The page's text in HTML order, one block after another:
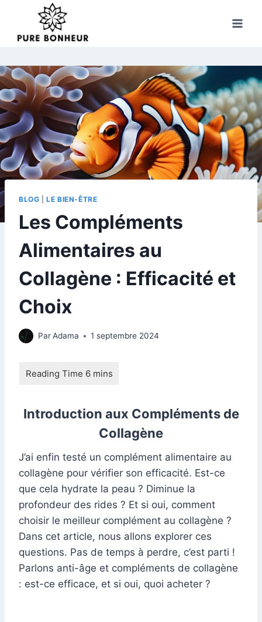
content
BLOG |LE BIEN-ÊTRE
Les Compléments
Alimentaires au
Collagène : Efficacité et
Choix
ParAdama 1 septembre 2024
Introduction aux Compléments de
Collagène
J’ai enfin testé un complément alimentaire au
collagène pour vérifier son efficacité. Est-ce
que cela hydrate la peau ? Diminue la
profondeur des rides ? Et si oui, comment
choisir le meilleur complément au collagène ?
Dans cet article, nous allons explorer ces
questions. Pas de temps à perdre, c’est parti !
Parlons anti-âge et compléments de collagène
: est-ce efficace, et si oui, quoi acheter ?